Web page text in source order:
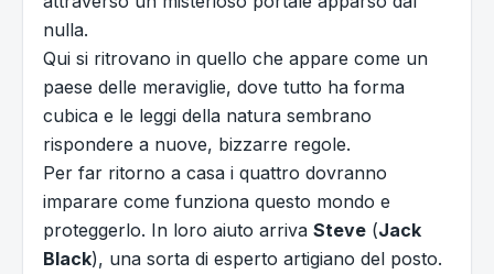
nulla.
Qui si ritrovano in quello che appare come un
paese delle meraviglie, dove tutto ha forma
cubica e le leggi della natura sembrano
rispondere a nuove, bizzarre regole.
Per far ritorno a casa i quattro dovranno
imparare come funziona questo mondo e
proteggerlo. In loro aiuto arriva Steve (Jack
Black), una sorta di esperto artigiano del posto.